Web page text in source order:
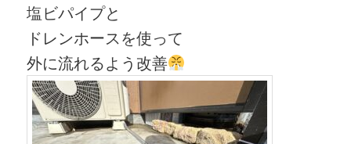
塩ビパイプと
ドレンホースを使って
外に流れるよう改善